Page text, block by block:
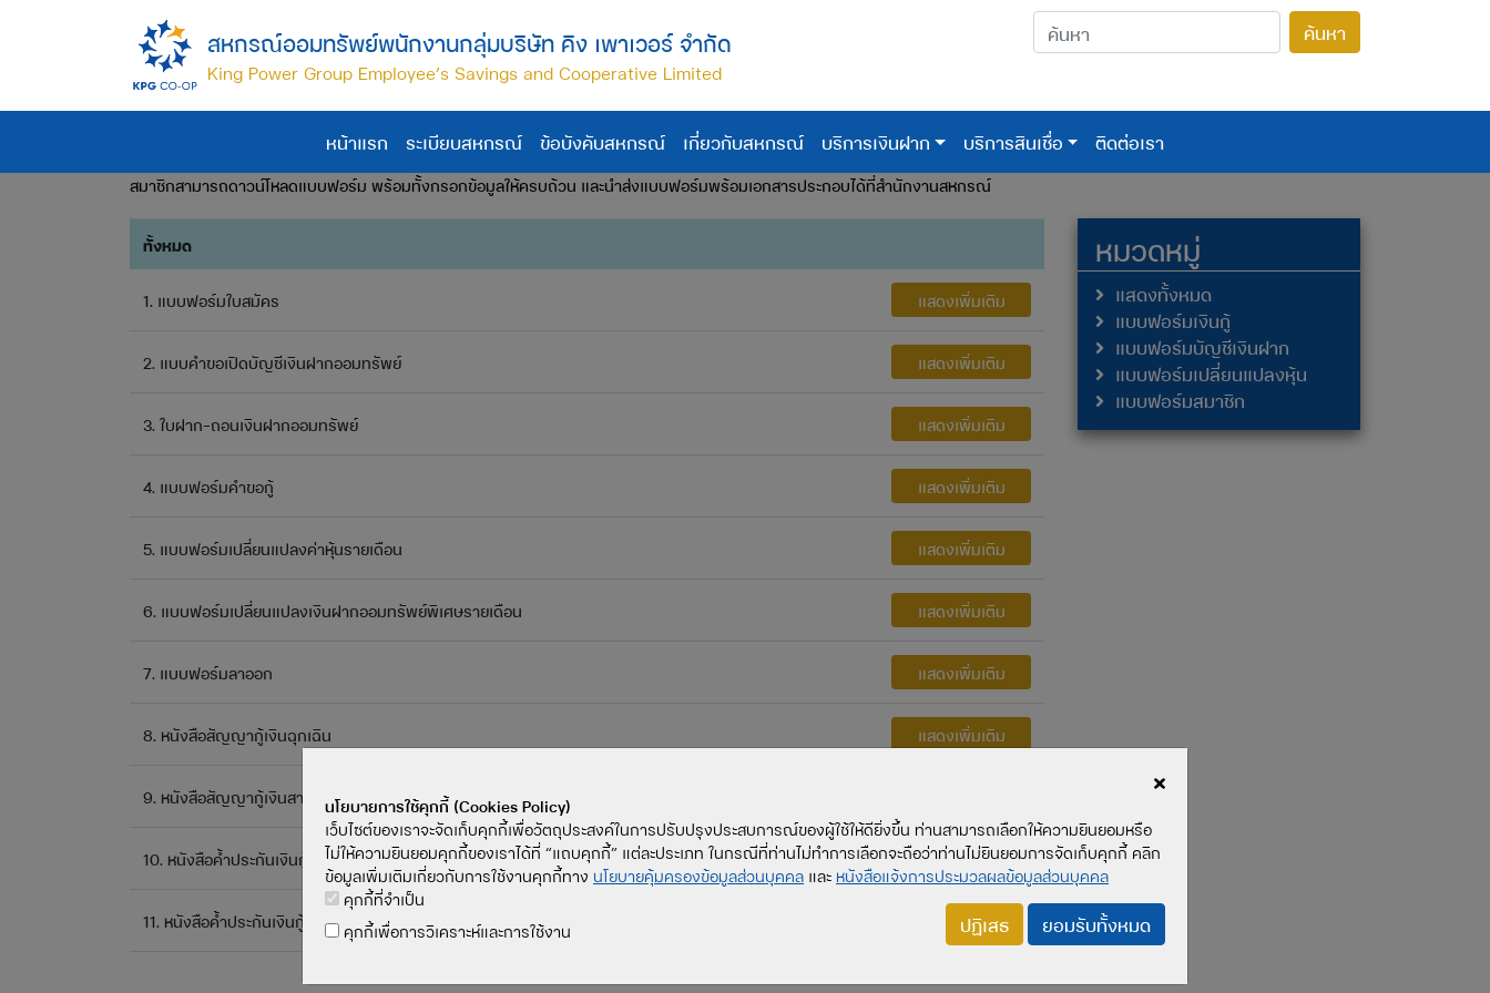
สหกรณ์ออมทรัพย์พนักงานกลุ่มบริษัท คิง เพาเวอร์ จำกัด
King Power Group Employee’s Savings and Cooperative Limited
ค้นหา
หน้าแรก ระเบียบสหกรณ์ ข้อบังคับสหกรณ์ เกี่ยวกับสหกรณ์ บริการเงินฝาก บริการสินเชื่อ ติดต่อเรา
สมาชิกสามารถดาวน์โหลดแบบฟอร์ม พร้อมทั้งกรอกข้อมูลให้ครบถ้วน และนำส่งแบบฟอร์มพร้อมเอกสารประกอบได้ที่สำนักงานสหกรณ์
ทั้งหมด
1. แบบฟอร์มใบสมัคร แสดงเพิ่มเติม
2. แบบคำขอเปิดบัญชีเงินฝากออมทรัพย์ แสดงเพิ่มเติม
3. ใบฝาก-ถอนเงินฝากออมทรัพย์ แสดงเพิ่มเติม
4. แบบฟอร์มคำขอกู้ แสดงเพิ่มเติม
5. แบบฟอร์มเปลี่ยนแปลงค่าหุ้นรายเดือน แสดงเพิ่มเติม
6. แบบฟอร์มเปลี่ยนแปลงเงินฝากออมทรัพย์พิเศษรายเดือน แสดงเพิ่มเติม
7. แบบฟอร์มลาออก แสดงเพิ่มเติม
8. หนังสือสัญญากู้เงินฉุกเฉิน แสดงเพิ่มเติม
9. หนังสือสัญญากู้เงินสามัญ
10. หนังสือค้ำประกันเงินกู้ฉุกเฉิน (ใช้สมาชิกค้ำประกัน) แสดงเพิ่มเติม
11. หนังสือค้ำประกันเงินกู้สามัญ (ใช้สมาชิกค้ำประกัน) แสดงเพิ่มเติม
หมวดหมู่
แสดงทั้งหมด
แบบฟอร์มเงินกู้
แบบฟอร์มบัญชีเงินฝาก
แบบฟอร์มเปลี่ยนแปลงหุ้น
แบบฟอร์มสมาชิก
นโยบายการใช้คุกกี้ (Cookies Policy)
เว็บไซต์ของเราจะจัดเก็บคุกกี้เพื่อวัตถุประสงค์ในการปรับปรุงประสบการณ์ของผู้ใช้ให้ดียิ่งขึ้น ท่านสามารถเลือกให้ความยินยอมหรือ
ไม่ให้ความยินยอมคุกกี้ของเราได้ที่ “แถบคุกกี้” แต่ละประเภท ในกรณีที่ท่านไม่ทำการเลือกจะถือว่าท่านไม่ยินยอมการจัดเก็บคุกกี้ คลิก
ข้อมูลเพิ่มเติมเกี่ยวกับการใช้งานคุกกี้ทาง นโยบายคุ้มครองข้อมูลส่วนบุคคล และ หนังสือแจ้งการประมวลผลข้อมูลส่วนบุคคล
คุกกี้ที่จำเป็น
คุกกี้เพื่อการวิเคราะห์และการใช้งาน
ปฏิเสธ ยอมรับทั้งหมด